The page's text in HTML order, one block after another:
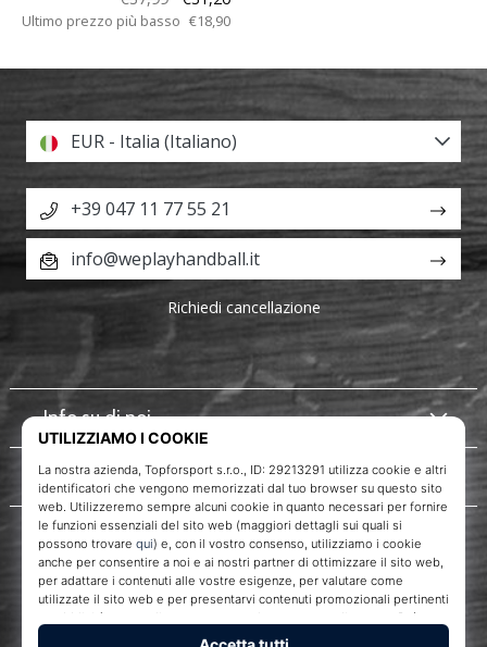
Ultimo prezzo più basso €18,90
WePlayHandball.it
Info su di noi
Servizio clienti
EUR - Italia (Italiano)
+39 047 11 77 55 21
info@weplayhandball.it
Richiedi cancellazione